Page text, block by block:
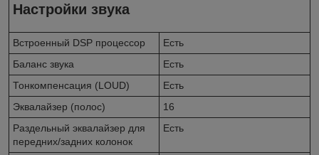
Настройки звука
Встроенный DSP процессор
Есть
Баланс звука
Есть
Тонкомпенсация (LOUD)
Есть
Эквалайзер (полос)
16
Раздельный эквалайзер для
передних/задних колонок
Есть